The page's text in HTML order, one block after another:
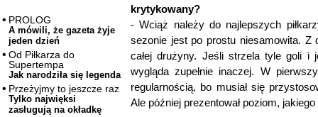
PROLOG
A mówili, że gazeta żyje
jeden dzień
Od Piłkarza do
Supertempa
Jak narodziła się legenda
Przeżyjmy to jeszcze raz
Tylko najwięksi
zasługują na okładkę
krytykowany?
- Wciąż należy do najlepszych
sezonie jest po prostu niesamowita. Z
całej drużyny. Jeśli strzela tyle goli i
wygląda zupełnie inaczej. W
regularnością, bo musiał się
Ale później prezentował poziom,